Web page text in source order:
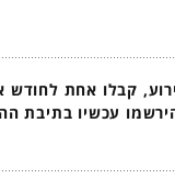
קבלו אחת לחודש
עכשיו בתיבת